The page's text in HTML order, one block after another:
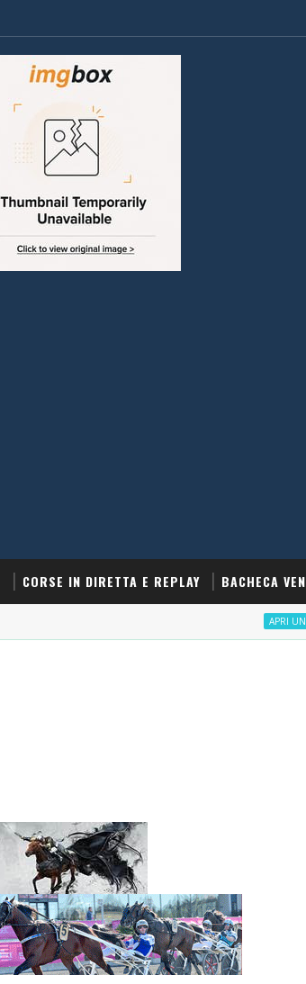
CORSE IN DIRETTA E REPLAY BACHECA
APRI UN CONTO